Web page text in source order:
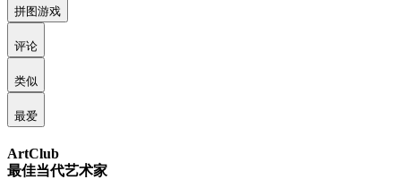
拼图游戏
评论
类似
最爱
ArtClub
最佳当代艺术家